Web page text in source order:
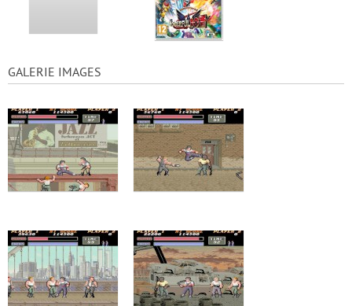
GALERIE IMAGES